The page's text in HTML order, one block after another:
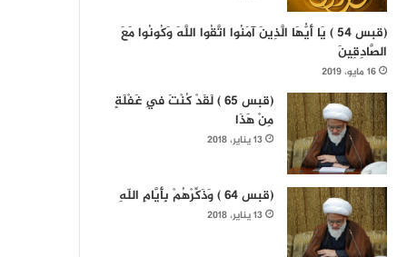
(قبس 54 ) يَا أَيُّهَا الَّذِينَ آمَنُوا اتَّقُوا اللَّهَ وَكُونُوا مَعَ
الصَّادِقِينَ
16 مايو، 2019
(قبس 65 ) لَقَدْ كُنْتَ فِي غَفْلَةٍ
مِنْ هَذَا
13 يناير، 2018
(قبس 64 ) وَذَكِّرْهُمْ بِأَيَّامِ اللّهِ
13 يناير، 2018